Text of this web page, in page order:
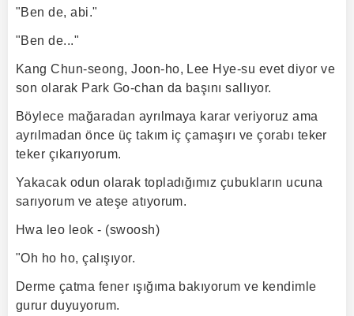
"Ben de, abi."
"Ben de..."
Kang Chun-seong, Joon-ho, Lee Hye-su evet diyor ve
son olarak Park Go-chan da başını sallıyor.
Böylece mağaradan ayrılmaya karar veriyoruz ama
ayrılmadan önce üç takım iç çamaşırı ve çorabı teker
teker çıkarıyorum.
Yakacak odun olarak topladığımız çubukların ucuna
sarıyorum ve ateşe atıyorum.
Hwa leo leok - (swoosh)
"Oh ho ho, çalışıyor.
Derme çatma fener ışığıma bakıyorum ve kendimle
gurur duyuyorum.